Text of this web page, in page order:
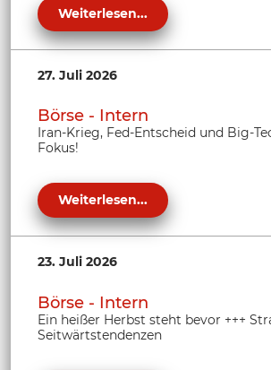
Weiterlesen...
27. Juli 2026
Börse - Intern
Iran-Krieg, Fed-Entscheid und Big-
Fokus!
Weiterlesen...
23. Juli 2026
Börse - Intern
Ein heißer Herbst steht bevor +++
Seitwärtstendenzen